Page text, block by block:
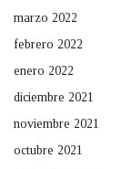
marzo 2022
febrero 2022
enero 2022
diciembre 2021
noviembre 2021
octubre 2021